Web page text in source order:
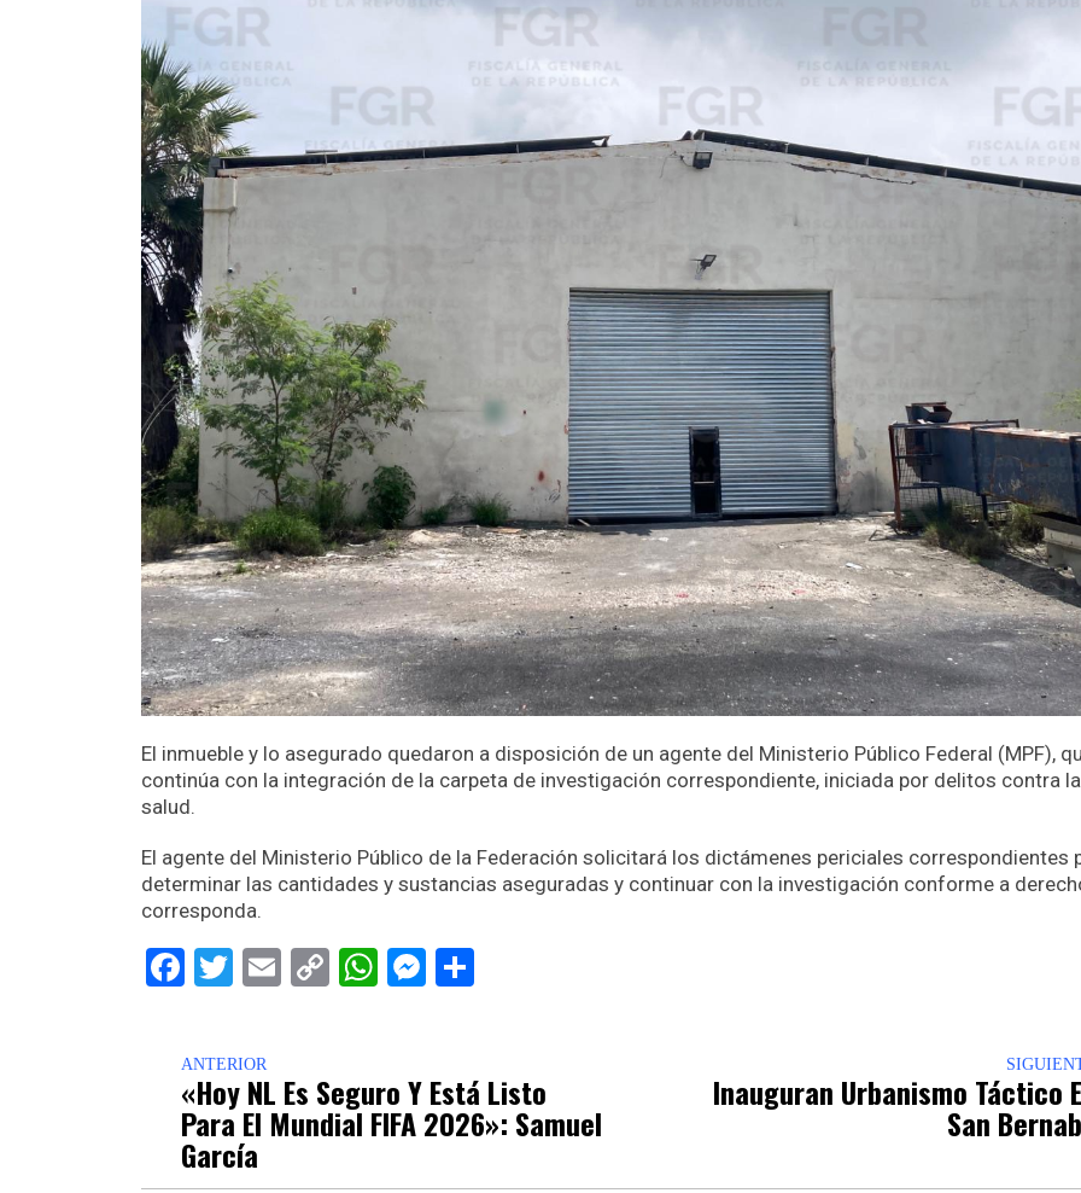
El inmueble y lo asegurado quedaron a disposición de un agente del Ministerio Público Federal (MPF),
continúa con la integración de la carpeta de investigación correspondiente, iniciada por delitos contra la
salud.
El agente del Ministerio Público de la Federación solicitará los dictámenes periciales correspondientes
determinar las cantidades y sustancias aseguradas y continuar con la investigación conforme a
corresponda.
Facebook
Twitter
EmailCopyWhatsApp
Messenger
ANTERIOR
«Hoy NL Es Seguro Y Está Listo
Para El Mundial FIFA 2026»: Samuel
García
Inauguran Urbanismo Táctico
San